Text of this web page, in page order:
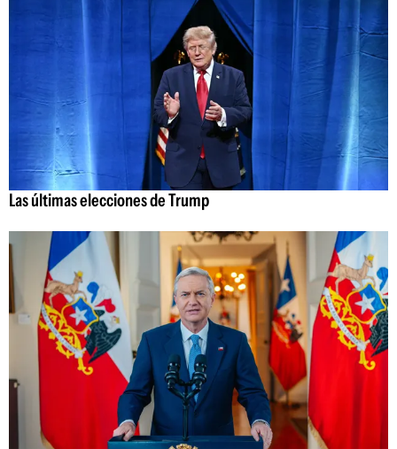
Las últimas elecciones de Trump